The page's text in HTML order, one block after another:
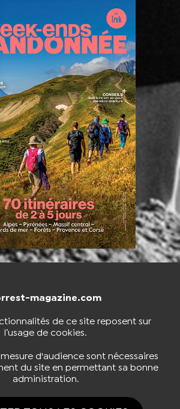
magazine.com
de ce site reposent sur
l’usage de cookies.
mesure d'audience sont nécessaires
du site en permettant sa bonne
administration.
CONTACTER BOUTIQUE
NOUS SUIVRE